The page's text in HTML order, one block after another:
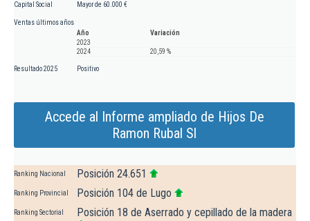
Capital Social Mayor de 60.000 €
Ventas últimos años
Año
Variación
2023
2024
20,59 %
Resultado 2025 Positivo
Accede al Informe ampliado de Hijos De
Ramon Rubal Sl
Ranking Nacional Posición 24.651
Ranking Provincial Posición 104 de Lugo
Ranking Sectorial Posición 18 de Aserrado y cepillado de la madera